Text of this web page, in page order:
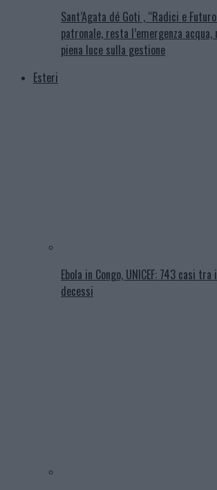
Sant’Agata dé Goti , “Radici e
patronale, resta l’emergenza
piena luce sulla gestione
Esteri
Ebola in Congo, UNICEF: 743 casi
decessi